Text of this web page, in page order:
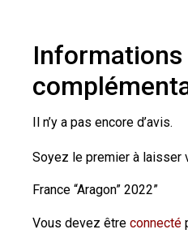
Informations
Il n’y a pas encore d’avis.
Soyez le premier à laisser
France “Aragon” 2022”
Vous devez être connecté